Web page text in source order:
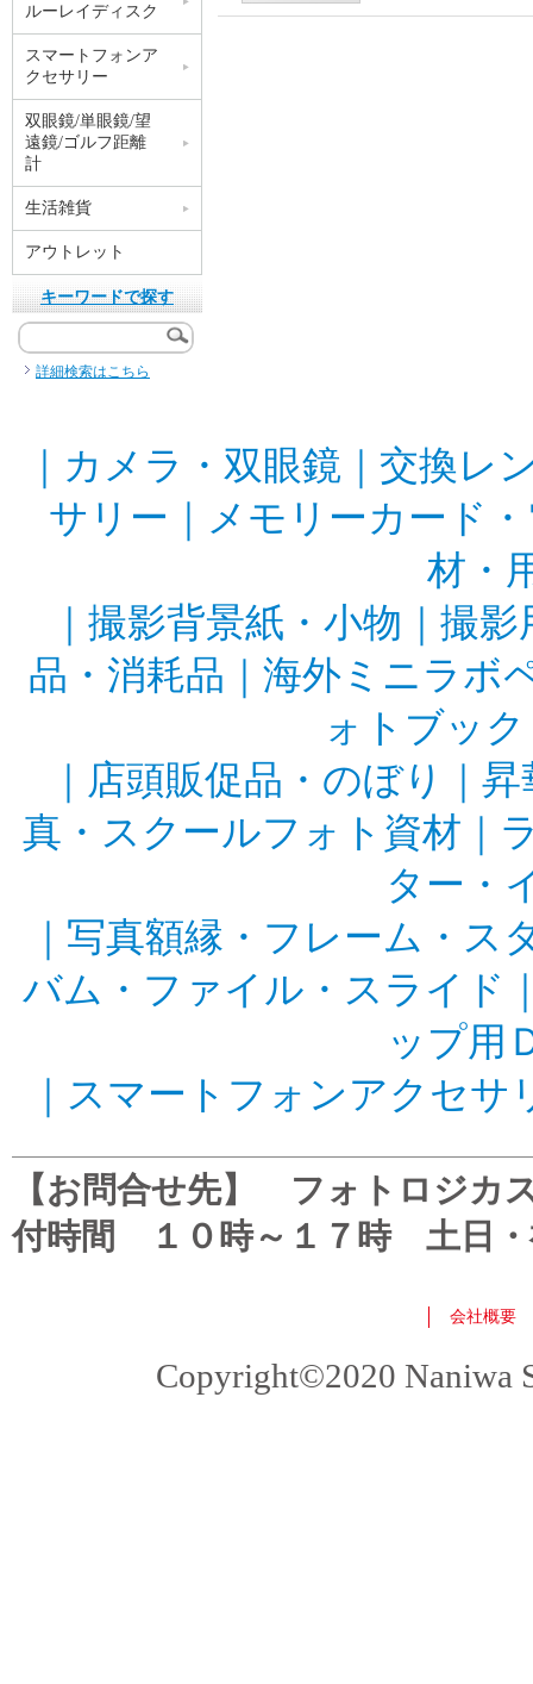
ルーレイディスク
スマートフォンア
クセサリー
双眼鏡/単眼鏡/望
遠鏡/ゴルフ距離
計
生活雑貨
アウトレット
キーワードで探す
詳細検索はこちら
カメラ・双眼鏡
交換レ
サリー
メモリーカード
材・
撮影背景紙・小物
撮影
品・消耗品
海外ミニラボ
ォトブッ
店頭販促品・のぼり
昇
真・スクールフォト資材
ター・
写真額縁・フレーム・ス
バム・ファイル・スライド
ップ用
スマートフォンアクセサ
【お問合せ先】 フォトロジ
付時間 １０時～１７時 土日・
会社概要
Copyright©2020 Naniwa